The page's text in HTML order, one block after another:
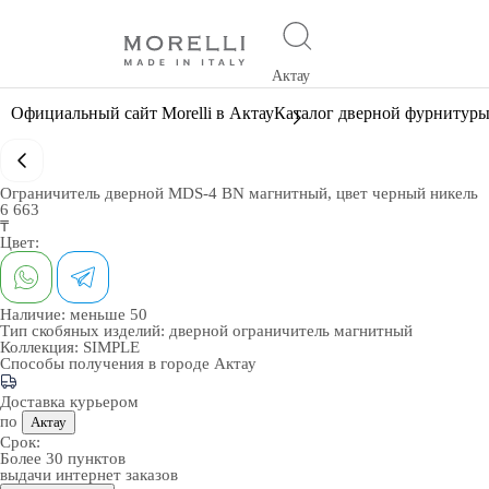
Актау
Официальный сайт Morelli в АктауКаталог дверной фурнитуры
Ограничитель дверной MDS-4 BN магнитный, цвет черный никель
6 663
₸
Цвет:
Наличие: меньше 50
Тип скобяных изделий: дверной ограничитель магнитный
Коллекция: SIMPLE
Способы получения в городе Актау
Доставка курьером
по
Актау
Срок:
Более 30 пунктов
выдачи интернет заказов